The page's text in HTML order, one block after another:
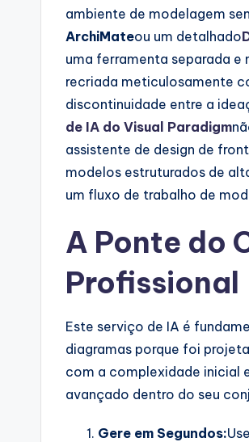
A
si
ambiente de modelagem
ArchiMateou um detalhado
uma ferramenta separada e
recriada meticulosamente
discontinuidade entre a
de IA do Visual Paradigm
assistente de design de
modelos estruturados de
um fluxo de trabalho de
A Ponte do
Profissional
Este serviço de IA é
diagramas porque foi
com a complexidade inicial
avançado dentro do seu
Gere em Segundos: